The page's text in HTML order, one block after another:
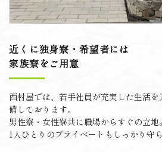
近くに独身寮・希望者には
家族寮をご用意
西村屋では、若手社員が充実した生活を
備しております。
男性寮・女性寮共に職場からすぐの立地。
1人ひとりのプライベートもしっかり守